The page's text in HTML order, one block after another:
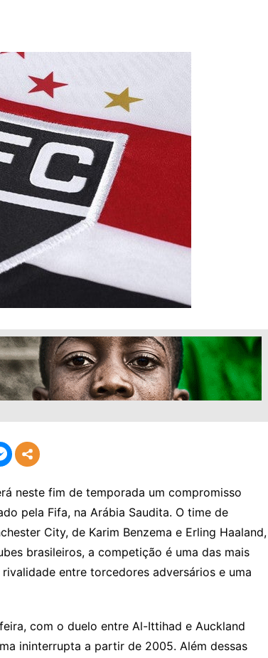
Justiça
Mundo
Política
Saúde
neste fim de temporada um compromisso
pela Fifa, na Arábia Saudita. O time de
City, de Karim Benzema e Erling Haaland,
brasileiros, a competição é uma das mais
entre torcedores adversários e uma
com o duelo entre Al-Ittihad e Auckland
ininterrupta a partir de 2005. Além dessas